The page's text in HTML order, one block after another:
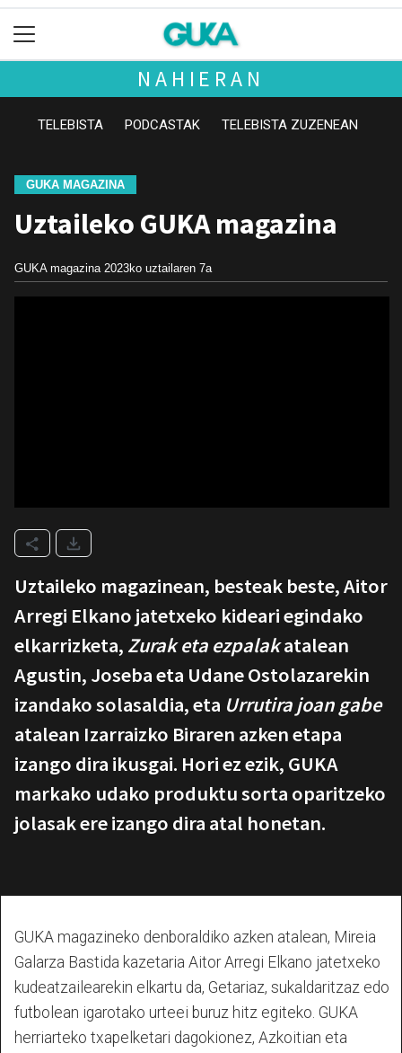
NAHIERAN
TELEBISTA PODCASTAK TELEBISTA ZUZENEAN
GUKA MAGAZINA
Uztaileko GUKA magazina
GUKA magazina 2023ko uztailaren 7a
Uztaileko magazinean, besteak beste, Aitor
Arregi Elkano jatetxeko kideari egindako
elkarrizketa, Zurak eta ezpalakatalean
Agustin, Joseba eta Udane Ostolazarekin
izandako solasaldia, eta Urrutira joan gabe
atalean Izarraizko Biraren azken etapa
izango dira ikusgai. Hori ez ezik, GUKA
markako udako produktu sorta oparitzeko
jolasak ere izango dira atal honetan.
GUKA magazineko denboraldiko azken atalean, Mireia
Galarza Bastida kazetaria Aitor Arregi Elkano jatetxeko
kudeatzailearekin elkartu da, Getariaz, sukaldaritzaz edo
futbolean igarotako urteei buruz hitz egiteko. GUKA
herriarteko txapelketari dagokionez, Azkoitian eta